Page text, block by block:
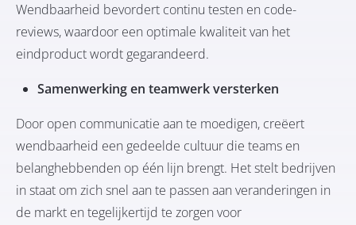
Wendbaarheid bevordert continu testen en code-
reviews, waardoor een optimale kwaliteit van het
eindproduct wordt gegarandeerd.
Samenwerking en teamwerk versterken
Door open communicatie aan te moedigen, creëert
wendbaarheid een gedeelde cultuur die teams en
belanghebbenden op één lijn brengt. Het stelt bedrijven
in staat om zich snel aan te passen aan veranderingen in
de markt en tegelijkertijd te zorgen voor